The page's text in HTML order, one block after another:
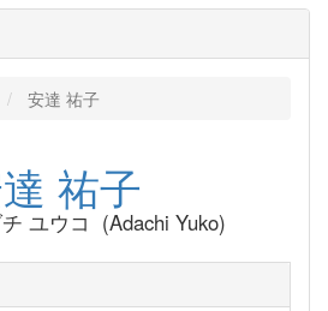
安達 祐子
祐子
ユウコ (Adachi Yuko)